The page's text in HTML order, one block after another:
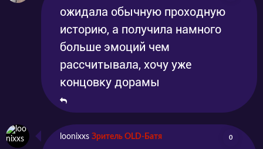
ожидала обычную проходную
историю, а получила намного
больше эмоций чем
рассчитывала, хочу уже
концовку дорамы
loonixxs Зритель OLD-Батя 0